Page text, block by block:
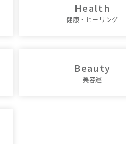
Health
健康・ヒーリング
Beauty
美容運